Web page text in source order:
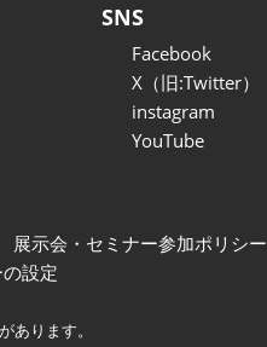
SNS
Facebook
X（旧:Twitter）
instagram
YouTube
展示会・セミナー参加ポリシー
設定
ります。